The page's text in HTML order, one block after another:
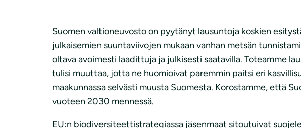
Suomen valtioneuvosto on pyytänyt lausuntoja koskien
julkaisemien suuntaviivojen mukaan vanhan metsän
oltava avoimesti laadittuja ja julkisesti saatavilla. Toteamme
tulisi muuttaa, jotta ne huomioivat paremmin paitsi eri
maakunnassa selvästi muusta Suomesta. Korostamme, että
vuoteen 2030 mennessä.
EU:n biodiversiteettistrategiassa jäsenmaat sitoutuivat